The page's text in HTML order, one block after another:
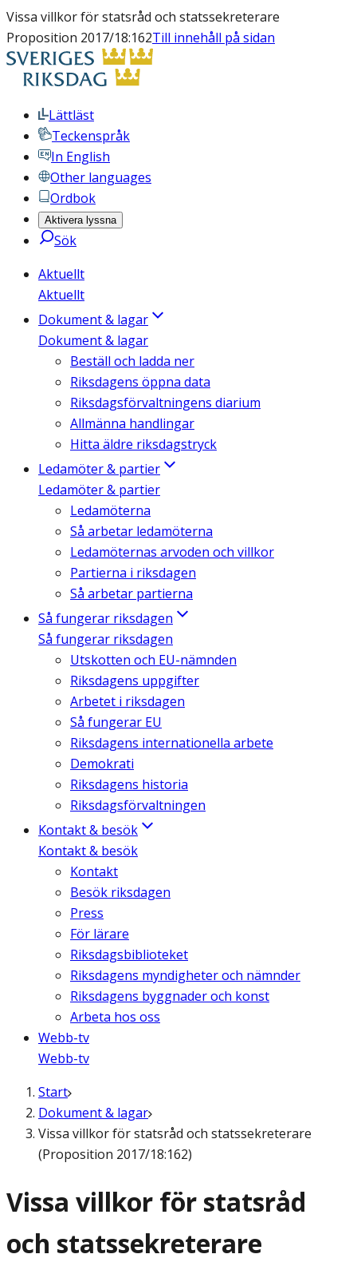
Vissa villkor för statsråd och statssekreterare
Proposition 2017/18:162Till innehåll på sidan
Lättläst
Teckenspråk
In English
Other languages
Ordbok
Aktivera lyssna
Sök
Aktuellt
Aktuellt
Dokument & lagar
Dokument & lagar
Beställ och ladda ner
Riksdagens öppna data
Riksdagsförvaltningens diarium
Allmänna handlingar
Hitta äldre riksdagstryck
Ledamöter & partier
Ledamöter & partier
Ledamöterna
Så arbetar ledamöterna
Ledamöternas arvoden och villkor
Partierna i riksdagen
Så arbetar partierna
Så fungerar riksdagen
Så fungerar riksdagen
Utskotten och EU-nämnden
Riksdagens uppgifter
Arbetet i riksdagen
Så fungerar EU
Riksdagens internationella arbete
Demokrati
Riksdagens historia
Riksdagsförvaltningen
Kontakt & besök
Kontakt & besök
Kontakt
Besök riksdagen
Press
För lärare
Riksdagsbiblioteket
Riksdagens myndigheter och nämnder
Riksdagens byggnader och konst
Arbeta hos oss
Webb-tv
Webb-tv
Start
Dokument & lagar
Vissa villkor för statsråd och statssekreterare
(Proposition 2017/18:162)
Vissa villkor för statsråd
och statssekreterare